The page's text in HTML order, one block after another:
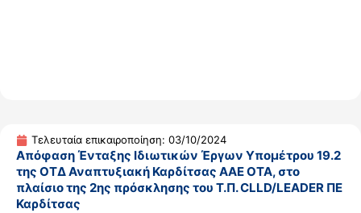
Τελευταία επικαιροποίηση: 03/10/2024
Απόφαση Ένταξης Ιδιωτικών Έργων Υπομέτρου 19.2
της ΟΤΔ Αναπτυξιακή Καρδίτσας ΑΑΕ ΟΤΑ, στο
πλαίσιο της 2ης πρόσκλησης του Τ.Π. CLLD/LEADER ΠΕ
Καρδίτσας